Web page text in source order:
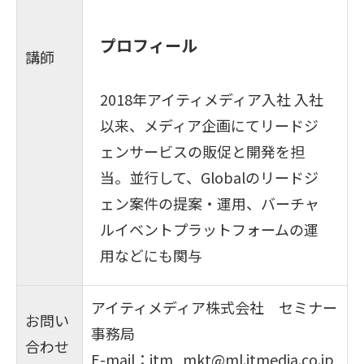
講師 プロフィール
2018年アイティメディア入社 入社
以来、メディア企画にてリードジ
ェンサービスの販促と開発を担
当。並行して、Globalのリードジ
ェン案件の提案・運用、バーチャ
ルイベントプラットフォームの運
用などにも関与
お問い
合わせ
アイティメディア株式会社 セミナー
事務局
E-mail： itm_mkt@ml.itmedia.co.jp